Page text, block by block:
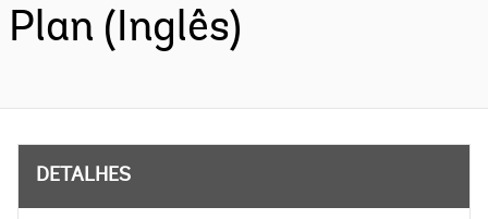
Plan (Inglês)
DETALHES